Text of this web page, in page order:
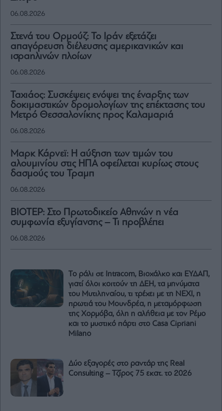
06.08.2026
Στενά του Ορμούζ: Το Ιράν εξετάζει
απαγόρευση διέλευσης αμερικανικών και
ισραηλινών πλοίων
06.08.2026
Ταχιάος: Συσκέψεις ενόψει της έναρξης των
δοκιμαστικών δρομολογίων της επέκτασης του
Μετρό Θεσσαλονίκης προς Καλαμαριά
06.08.2026
Μαρκ Κάρνεϊ: Η αύξηση των τιμών του
αλουμινίου στις ΗΠΑ οφείλεται κυρίως στους
δασμούς του Τραμπ
06.08.2026
ΒΙΟΤΕΡ: Στο Πρωτοδικείο Αθηνών η νέα
συμφωνία εξυγίανσης – Τι προβλέπει
06.08.2026
Το ράλι σε Intracom, Βιοχάλκο και ΕΥΔΑΠ,
γιατί όλοι κοιτούν τη ΔΕΗ, τα μηνύματα
του Μυτιληναίου, τι τρέχει με τη NEXI, η
πρωτιά του Μουνδρέα, η μεταμόρφωση
της Χορμόβα, όλη η αλήθεια με τον Ρέμο
και το μυστικό πάρτι στο Casa Cipriani
Milano
Δύο εξαγορές στο ραντάρ της Real
Consulting – Τζίρος 75 εκατ. το 2026